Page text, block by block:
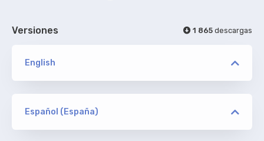
Versiones 1 865 descargas
English
DIMENSION
ORIGINAL carochristie
Español (España)
DIMENSION